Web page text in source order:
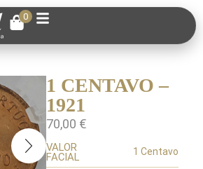
0
1 CENTAVO –
1921
70,00 €
VALOR
FACIAL 1 Centavo